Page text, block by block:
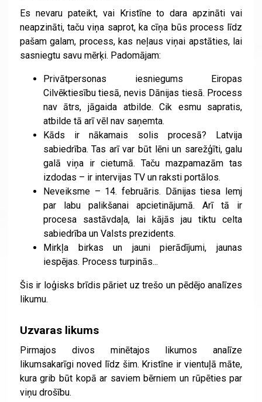
Es nevaru pateikt, vai Kristīne to dara apzināti vai
neapzināti, taču viņa saprot, ka cīņa būs process līdz
pašam galam, process, kas neļaus viņai apstāties, lai
sasniegtu savu mērķi. Padomājam:
Privātpersonas iesniegums Eiropas
Cilvēktiesību tiesā, nevis Dānijas tiesā. Process
nav ātrs, jāgaida atbilde. Cik esmu sapratis,
atbilde tā arī vēl nav saņemta.
Kāds ir nākamais solis procesā? Latvija
sabiedrība. Tas arī var būt lēni un sarežģīti, galu
galā viņa ir cietumā. Taču mazpamazām tas
izdodas – ir intervijas TV un raksti portālos.
Neveiksme – 14. februāris. Dānijas tiesa lemj
par labu palikšanai apcietinājumā. Arī tā ir
procesa sastāvdaļa, lai kājās jau tiktu celta
sabiedrība un Valsts prezidents.
Mirkļa birkas un jauni pierādījumi, jaunas
iespējas. Process turpinās...
Šis ir loģisks brīdis pāriet uz trešo un pēdējo analīzes
likumu.
Uzvaras likums
Pirmajos divos minētajos likumos analīze
likumsakarīgi noved līdz šim. Kristīne ir vientuļā māte,
kura grib būt kopā ar saviem bērniem un rūpēties par
viņu drošību.